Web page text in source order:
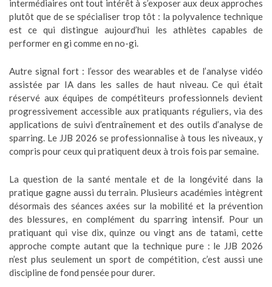
intermédiaires ont tout intérêt à s’exposer aux deux approches
plutôt que de se spécialiser trop tôt : la polyvalence technique
est ce qui distingue aujourd’hui les athlètes capables de
performer en gi comme en no-gi.
Autre signal fort : l’essor des wearables et de l’analyse vidéo
assistée par IA dans les salles de haut niveau. Ce qui était
réservé aux équipes de compétiteurs professionnels devient
progressivement accessible aux pratiquants réguliers, via des
applications de suivi d’entraînement et des outils d’analyse de
sparring. Le JJB 2026 se professionnalise à tous les niveaux, y
compris pour ceux qui pratiquent deux à trois fois par semaine.
La question de la santé mentale et de la longévité dans la
pratique gagne aussi du terrain. Plusieurs académies intègrent
désormais des séances axées sur la mobilité et la prévention
des blessures, en complément du sparring intensif. Pour un
pratiquant qui vise dix, quinze ou vingt ans de tatami, cette
approche compte autant que la technique pure : le JJB 2026
n’est plus seulement un sport de compétition, c’est aussi une
discipline de fond pensée pour durer.